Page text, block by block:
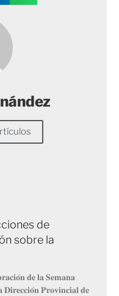
de
sobre la
𝐝𝐞 𝐥𝐚 𝐒𝐞𝐦𝐚𝐧𝐚
𝐏𝐫𝐨𝐯𝐢𝐧𝐜𝐢𝐚𝐥 𝐝𝐞